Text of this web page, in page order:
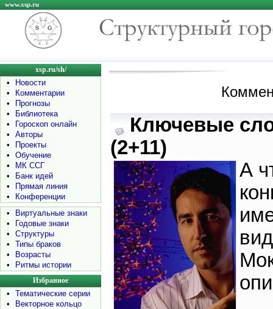
www.xsp.ru
xsp.ru/sh/
•
Новости
•
Комментарии
•
Прогнозы
•
Библиотека
•
Гороскоп онлайн
•
Авторы
•
Проекты
•
Обучение
•
МК ССГ
•
Банк идей
•
Прямая линия
•
Конференции
•
Виртуальные знаки
•
Годовые знаки
•
Структуры
•
Типы браков
•
Возрасты
•
Ритмы истории
Избранное
•
Тематические серии
•
Векторное кольцо
Ключевые
(2+11)
А